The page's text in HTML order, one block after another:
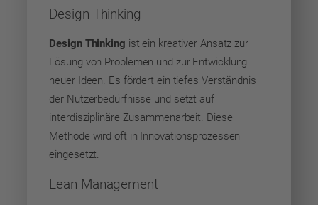
Design Thinking
Design Thinking ist ein kreativer Ansatz zur
Lösung von Problemen und zur Entwicklung
neuer Ideen. Es fördert ein tiefes Verständnis
der Nutzerbedürfnisse und setzt auf
interdisziplinäre Zusammenarbeit. Diese
Methode wird oft in Innovationsprozessen
eingesetzt.
Lean Management